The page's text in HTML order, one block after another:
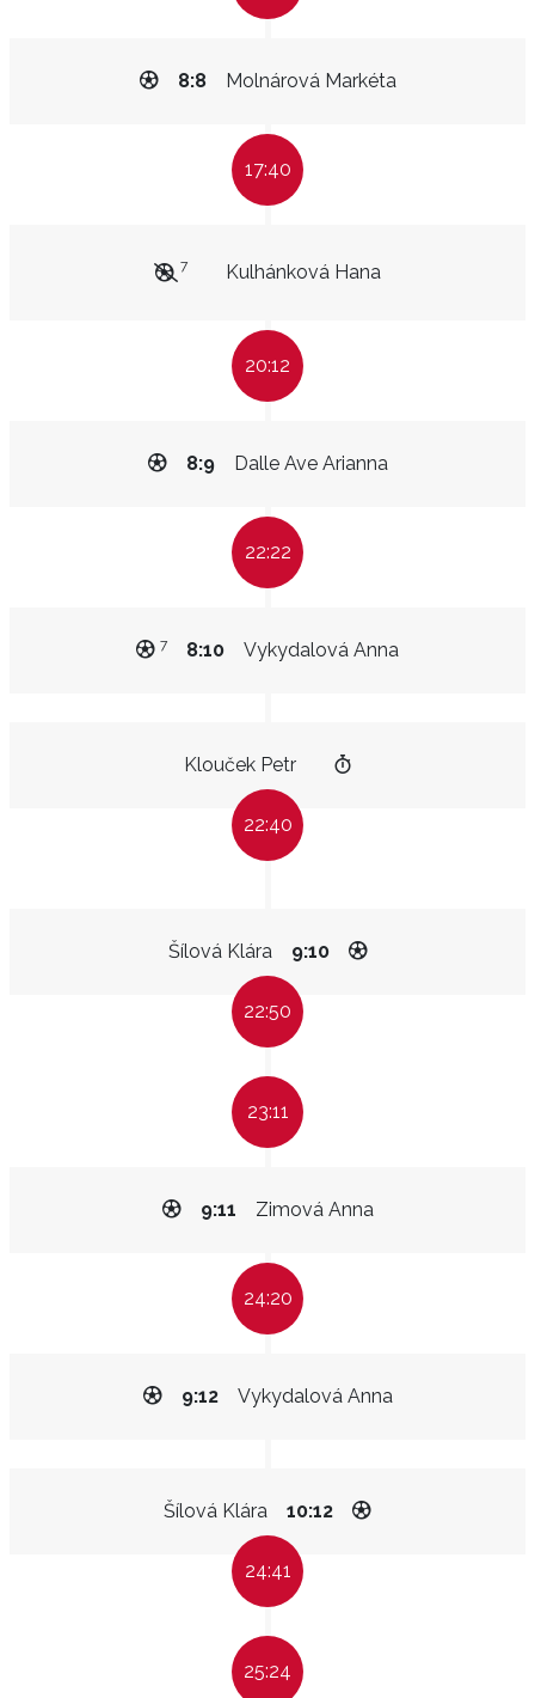
Molnárová Markéta
8:8
17:40
Kulhánková Hana
7
20:12
Dalle Ave Arianna
8:9
22:22
Vykydalová Anna
8:10
7
Klouček Petr
22:40
Šílová Klára 9:10
22:50
23:11
Zimová Anna
9:11
24:20
Vykydalová Anna
9:12
Šílová Klára 10:12
24:41
25:24